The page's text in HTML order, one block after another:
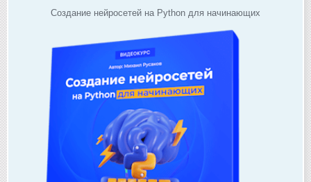
Создание нейросетей на Python для начинающих